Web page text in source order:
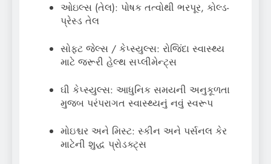
ઓઇલ્સ (તેલ): પોષક તત્વોથી ભરપૂર, કોલ્ડ-
પ્રેસ્ડ તેલ
સોફ્ટ જેલ્સ / કેપ્સ્યુલ્સ: રોજિંદા સ્વાસ્થ્ય
માટે જરૂરી હેલ્થ સપ્લીમેન્ટ્સ
ઘી કેપ્સ્યુલ્સ: આધુનિક સમયની અનુકૂળતા
મુજબ પરંપરાગત સ્વાસ્થ્યનું નવું સ્વરૂપ
મોઇશ્ચર અને મિસ્ટ: સ્કીન અને પર્સનલ કેર
માટેની શુદ્ધ પ્રોડક્ટ્સ